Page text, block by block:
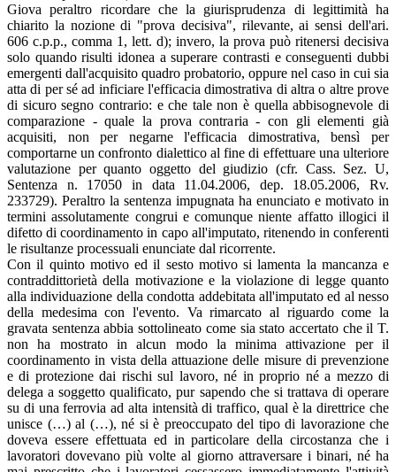
Giova peraltro ricordare che la giurisprudenza di legittimità ha
chiarito la nozione di "prova decisiva", rilevante, ai sensi dell'ari.
606 c.p.p., comma 1, lett. d); invero, la prova può ritenersi decisiva
solo quando risulti idonea a superare contrasti e conseguenti dubbi
emergenti dall'acquisito quadro probatorio, oppure nel caso in cui sia
atta di per sé ad inficiare l'efficacia dimostrativa di altra o altre prove
di sicuro segno contrario: e che tale non è quella abbisognevole di
comparazione - quale la prova contraria - con gli elementi già
acquisiti, non per negarne l'efficacia dimostrativa, bensì per
comportarne un confronto dialettico al fine di effettuare una ulteriore
valutazione per quanto oggetto del giudizio (cfr. Cass. Sez. U,
Sentenza n. 17050 in data 11.04.2006, dep. 18.05.2006, Rv.
233729). Peraltro la sentenza impugnata ha enunciato e motivato in
termini assolutamente congrui e comunque niente affatto illogici il
difetto di coordinamento in capo all'imputato, ritenendo in conferenti
le risultanze processuali enunciate dal ricorrente.
Con il quinto motivo ed il sesto motivo si lamenta la mancanza e
contraddittorietà della motivazione e la violazione di legge quanto
alla individuazione della condotta addebitata all'imputato ed al nesso
della medesima con l'evento. Va rimarcato al riguardo come la
gravata sentenza abbia sottolineato come sia stato accertato che il T.
non ha mostrato in alcun modo la minima attivazione per il
coordinamento in vista della attuazione delle misure di prevenzione
e di protezione dai rischi sul lavoro, né in proprio né a mezzo di
delega a soggetto qualificato, pur sapendo che si trattava di operare
su di una ferrovia ad alta intensità di traffico, qual è la direttrice che
unisce (…) al (…), né si è preoccupato del tipo di lavorazione che
doveva essere effettuata ed in particolare della circostanza che i
lavoratori dovevano più volte al giorno attraversare i binari, né ha